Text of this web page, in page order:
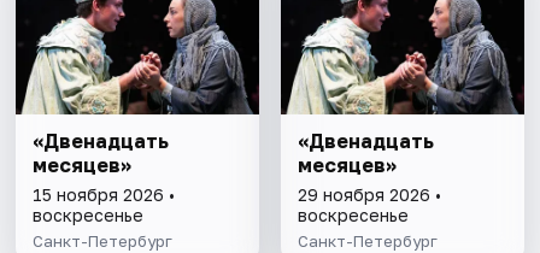
«Двенадцать
месяцев»
15 ноября 2026 •
воскресенье
Санкт-Петербург
«Двенадцать
месяцев»
29 ноября 2026 •
воскресенье
Санкт-Петербург